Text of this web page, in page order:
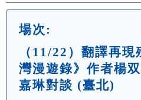
場次:
（11/22）翻譯再
灣漫遊錄》作者楊
嘉琳對談 (臺北)